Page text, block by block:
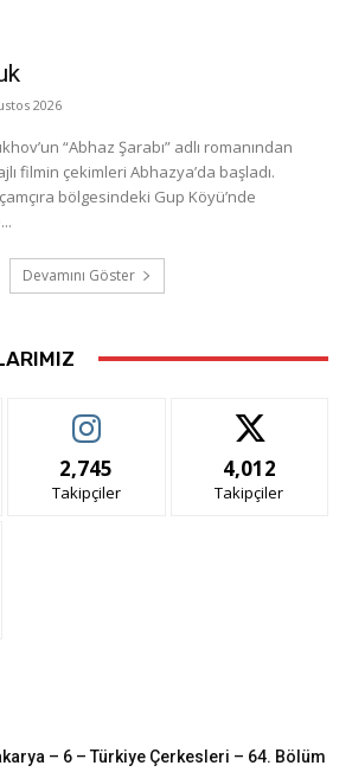
2026
“Abhaz Şarabı” adlı romanından
filmin çekimleri Abhazya’da başladı.
bölgesindeki Gup Köyü’nde
Devamını Göster
2,745
Takipçiler
4,012
Takipçiler
– 6 – Türkiye Çerkesleri – 64. Bölüm